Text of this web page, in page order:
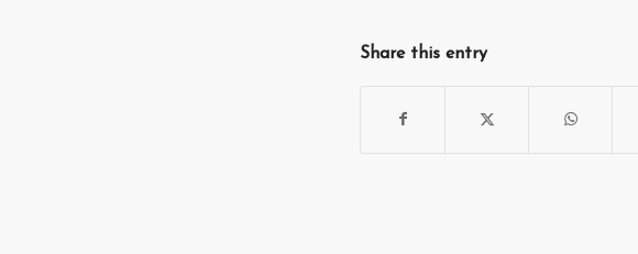
Share this entry